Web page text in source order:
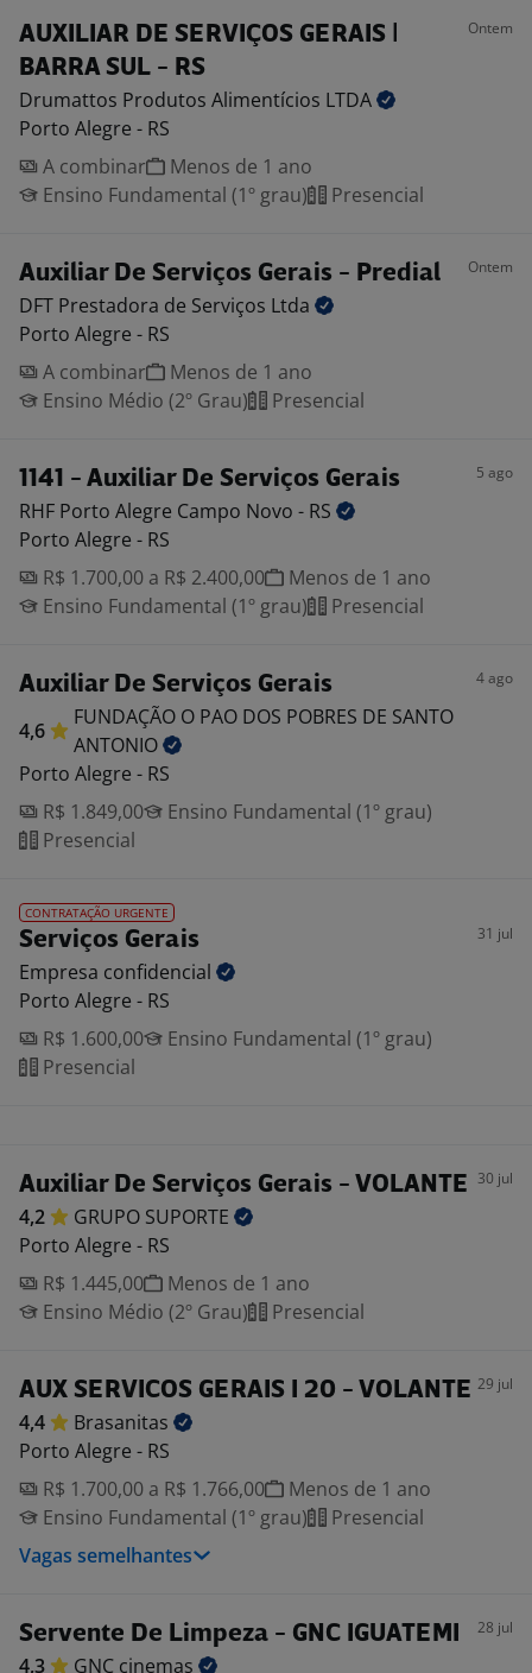
AUXILIAR DE SERVIÇOS GERAIS |
BARRA SUL - RS
Ontem
Drumattos Produtos Alimentícios LTDA
Porto Alegre - RS
A combinar
Menos de 1 ano
Ensino Fundamental (1º grau)
Presencial
Auxiliar De Serviços Gerais - Predial Ontem
DFT Prestadora de Serviços Ltda
Porto Alegre - RS
A combinar
Menos de 1 ano
Ensino Médio (2º Grau)
Presencial
1141 - Auxiliar De Serviços Gerais 5 ago
RHF Porto Alegre Campo Novo - RS
Porto Alegre - RS
R$ 1.700,00 a R$ 2.400,00
Menos de 1 ano
Ensino Fundamental (1º grau)
Presencial
Auxiliar De Serviços Gerais 4 ago
4,6
FUNDAÇÃO O PAO DOS POBRES DE SANTO
ANTONIO
Porto Alegre - RS
R$ 1.849,00
Ensino Fundamental (1º grau)
Presencial
CONTRATAÇÃO URGENTE
Serviços Gerais 31 jul
Empresa confidencial
Porto Alegre - RS
R$ 1.600,00
Ensino Fundamental (1º grau)
Presencial
Auxiliar De Serviços Gerais - VOLANTE 30 jul
4,2 GRUPO SUPORTE
Porto Alegre - RS
R$ 1.445,00
Menos de 1 ano
Ensino Médio (2º Grau)
Presencial
AUX SERVICOS GERAIS I 20 - VOLANTE 29 jul
4,4
Brasanitas
Porto Alegre - RS
R$ 1.700,00 a R$ 1.766,00
Menos de 1 ano
Ensino Fundamental (1º grau)
Presencial
Vagas semelhantes
Servente De Limpeza - GNC IGUATEMI 28 jul
4,3 GNC cinemas